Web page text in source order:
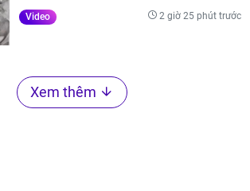
Video 2 giờ 25 phút trước
Xem thêm